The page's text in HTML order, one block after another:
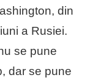
din
a Rusiei.
se pune
dar se pune